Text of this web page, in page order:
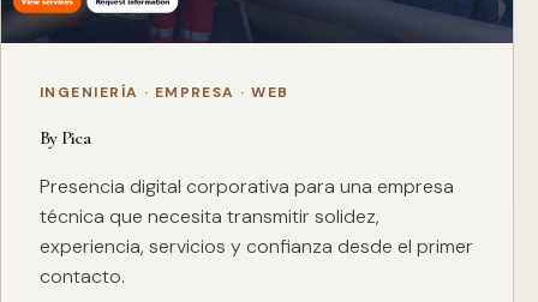
INGENIERÍA · EMPRESA · WEB
By Pica
Presencia digital corporativa para una empresa
técnica que necesita transmitir solidez,
experiencia, servicios y confianza desde el primer
contacto.